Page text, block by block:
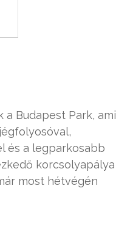
a Budapest Park, ami
és a legparkosabb
korcsolyapálya
most hétvégén